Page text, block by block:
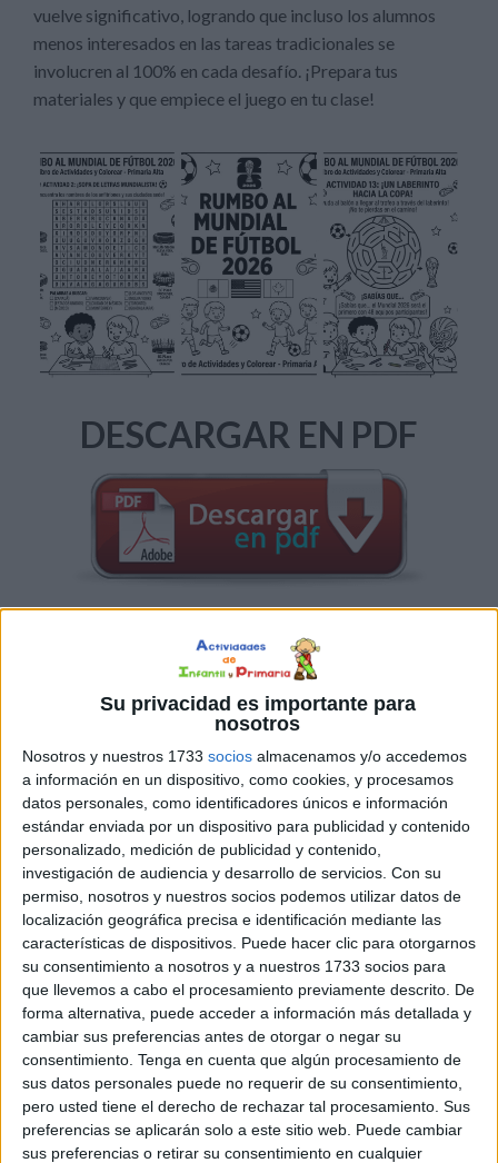
Su privacidad es importante para
nosotros
Nosotros y nuestros 1733 socios almacenamos y/o accedemos
a información en un dispositivo, como cookies, y procesamos
datos personales, como identificadores únicos e información
estándar enviada por un dispositivo para publicidad y contenido
personalizado, medición de publicidad y contenido,
investigación de audiencia y desarrollo de servicios. Con su
permiso, nosotros y nuestros socios podemos utilizar datos de
localización geográfica precisa e identificación mediante las
características de dispositivos. Puede hacer clic para otorgarnos
su consentimiento a nosotros y a nuestros 1733 socios para
que llevemos a cabo el procesamiento previamente descrito. De
forma alternativa, puede acceder a información más detallada y
cambiar sus preferencias antes de otorgar o negar su
consentimiento. Tenga en cuenta que algún procesamiento de
sus datos personales puede no requerir de su consentimiento,
pero usted tiene el derecho de rechazar tal procesamiento. Sus
preferencias se aplicarán solo a este sitio web. Puede cambiar
sus preferencias o retirar su consentimiento en cualquier
vuelve significativo, logrando que incluso los alumnos
menos interesados en las tareas tradicionales se
involucren al 100% en cada desafío. ¡Prepara tus
materiales y que empiece el juego en tu clase!
DESCARGAR EN PDF
Cuaderno pasatiempos Rumbo
al mundial 2026